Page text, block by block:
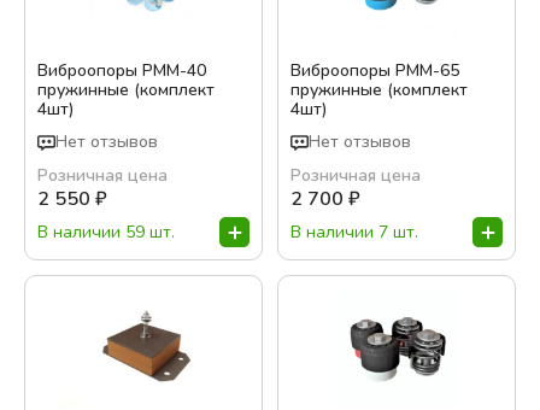
Виброопоры РММ-40
пружинные (комплект
4шт)
Нет отзывов
Розничная цена
2 550 ₽
В наличии 59 шт.
Виброопоры РММ-65
пружинные (комплект
4шт)
Нет отзывов
Розничная цена
2 700 ₽
В наличии 7 шт.